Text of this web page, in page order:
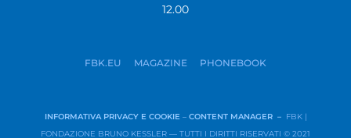
12.00
FBK.EU MAGAZINE PHONEBOOK
INFORMATIVA PRIVACY E COOKIE – CONTENT MANAGER – FBK |
FONDAZIONE BRUNO KESSLER — TUTTI I DIRITTI RISERVATI © 2021